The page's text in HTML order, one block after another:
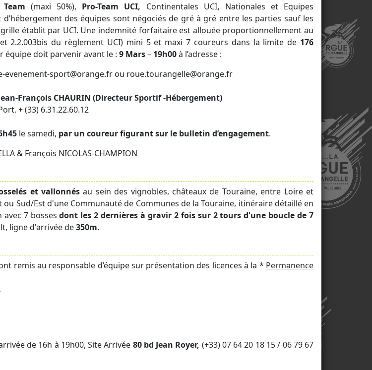
(maxi 50%), Pro-Team UCI, Continentales UCI, Nationales et Equipes
des équipes sont négociés de gré à gré entre les parties sauf les
établit par UCI. Une indemnité forfaitaire est allouée proportionnellement au
2.2.003bis du règlement UCI) mini 5 et maxi 7 coureurs dans la limite de 176
équipe doit parvenir avant le : 9 Mars– 19h00à l’adresse :
evenement-sport@orange.fr ou roue.tourangelle@orange.fr
François CHAURIN (Directeur Sportif -Hébergement)
+ (33) 6.31.22.60.12
le samedi, par un coureur figurant sur le bulletin d’engagement.
& François NICOLAS-CHAMPION
et vallonnésau sein des vignobles, châteaux de Touraine, entre Loire et
Sud/Est d'une Communauté de Communes de la Touraine, itinéraire détaillé en
avec 7 bossesdont les 2 dernières à gravir 2 fois sur 2 tours d'une boucle de 7
ligne d'arrivée de350m.
remis au responsable d’équipe sur présentation des licences à la * Permanence
de 16h à 19h00, Site Arrivée 80 bd Jean Royer, (+33) 07 64 20 18 15 / 06 79 67